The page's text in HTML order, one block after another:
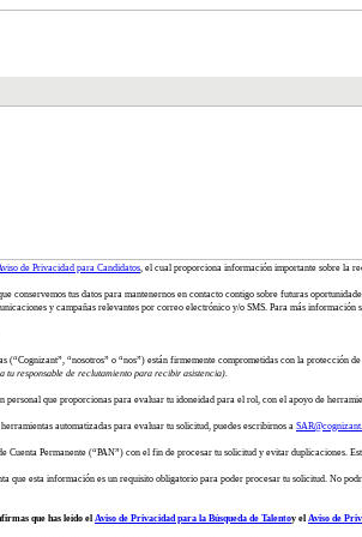
de Privacidad para Candidatos, el cual proporciona información importante sobre la
conservemos tus datos para mantenernos en contacto contigo sobre futuras
y campañas relevantes por correo electrónico y/o SMS. Para más
(“Cognizant”, “nosotros” o “nos”) están firmemente comprometidas con la
tu responsable de reclutamiento para recibir asistencia).
personal que proporcionas para evaluar tu idoneidad para el rol, con el apoyo de
automatizadas para evaluar tu solicitud, puedes escribirnos a
Permanente (“PAN”) con el fin de procesar tu solicitud y evitar duplicaciones.
que esta información es un requisito obligatorio para poder procesar tu solicitud. No
que has leído el Aviso de Privacidad para la Búsqueda de Talentoy el Aviso de